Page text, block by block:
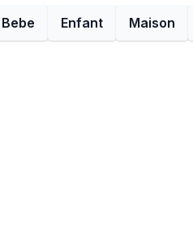
Bebe Enfant Maison